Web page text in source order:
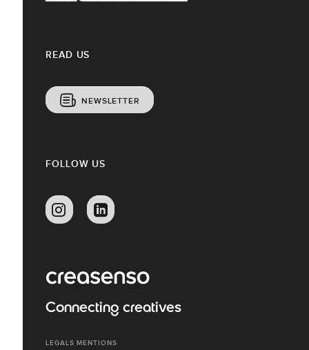
READ US
NEWSLETTER
FOLLOW US
Connecting creatives
LEGALS MENTIONS